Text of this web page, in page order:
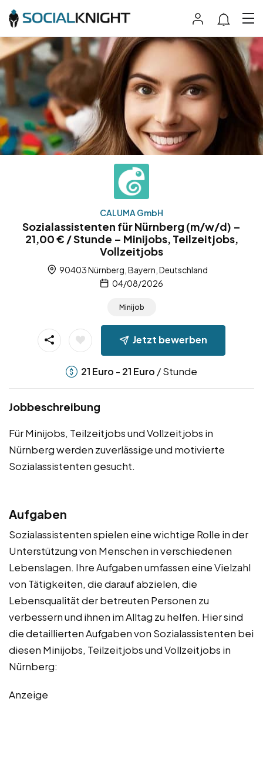
CALUMA GmbH
Sozialassistenten für Nürnberg (m/w/d) –
21,00 € / Stunde – Minijobs, Teilzeitjobs,
Vollzeitjobs
90403 Nürnberg, Bayern, Deutschland
04/08/2026
Minijob
Jetzt bewerben
21 Euro - 21 Euro / Stunde
Jobbeschreibung
Für Minijobs, Teilzeitjobs und Vollzeitjobs in
Nürnberg werden zuverlässige und motivierte
Sozialassistenten gesucht.
Aufgaben
Sozialassistenten spielen eine wichtige Rolle in der
Unterstützung von Menschen in verschiedenen
Lebenslagen. Ihre Aufgaben umfassen eine Vielzahl
von Tätigkeiten, die darauf abzielen, die
Lebensqualität der betreuten Personen zu
verbessern und ihnen im Alltag zu helfen. Hier sind
die detaillierten Aufgaben von Sozialassistenten bei
diesen Minijobs, Teilzeitjobs und Vollzeitjobs in
Nürnberg:
Anzeige